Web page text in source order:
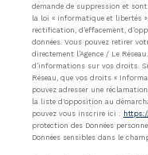
demande de suppression et sont
la loi « informatique et libertés
rectification, d’effacement,
données. Vous pouvez retirer
directement l’Agence / Le
d’informations sur vos droits.
Réseau, que vos droits «
pouvez adresser une
la liste d'opposition au
pouvez vous inscrire ici :
protection des Données
Données sensibles dans le